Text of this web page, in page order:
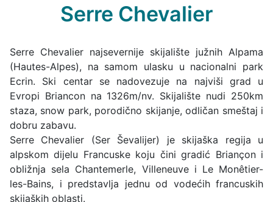
Serre Chevalier
Serre Chevalier najsevernije skijalište južnih Alpama
(Hautes-Alpes), na samom ulasku u nacionalni park
Ecrin. Ski centar se nadovezuje na najviši grad u
Evropi Briancon na 1326m/nv. Skijalište nudi 250km
staza, snow park, porodično skijanje, odličan smeštaj i
dobru zabavu.
Serre Chevalier (Ser Ševalijer) je skijaška regija u
alpskom dijelu Francuske koju čini gradić Briançon i
obližnja sela Chantemerle, Villeneuve i Le Monêtier-
les-Bains, i predstavlja jednu od vodećih francuskih
skijaških oblasti.